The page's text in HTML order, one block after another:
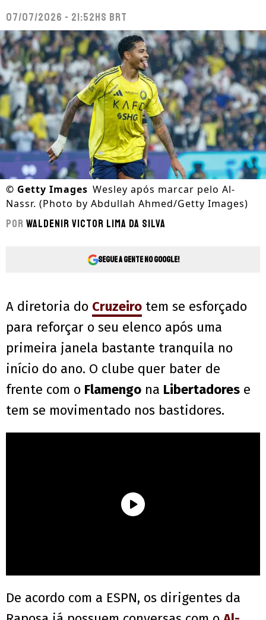
07/07/2026 - 21:52hs BRT
© Getty Images Wesley após marcar pelo Al-
Nassr. (Photo by Abdullah Ahmed/Getty Images)
Por Waldenir Victor Lima Da Silva
Segue a gente no Google!
A diretoria do Cruzeiro tem se esforçado
para reforçar o seu elenco após uma
primeira janela bastante tranquila no
início do ano. O clube quer bater de
frente com o Flamengo na Libertadores e
tem se movimentado nos bastidores.
De acordo com a ESPN, os dirigentes da